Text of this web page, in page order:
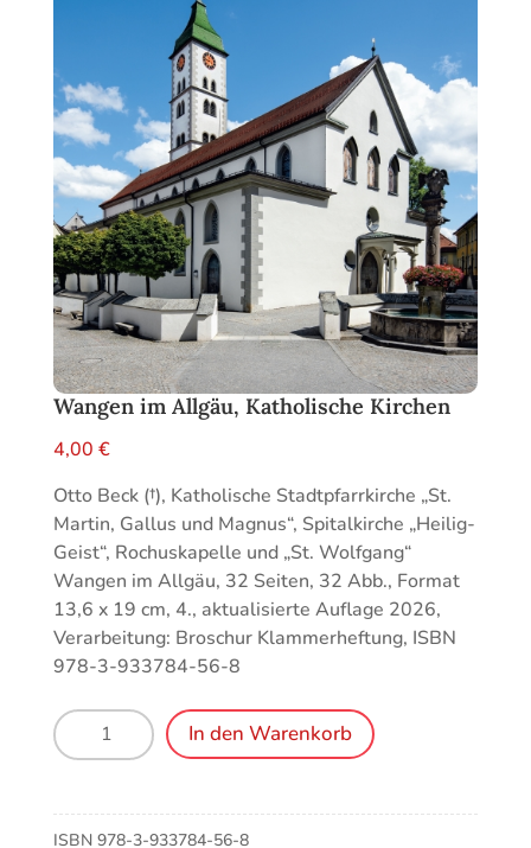
Wangen im Allgäu, Katholische Kirchen
4,00 €
Otto Beck (†), Katholische Stadtpfarrkirche „St.
Martin, Gallus und Magnus“, Spitalkirche „Heilig-
Geist“, Rochuskapelle und „St. Wolfgang“
Wangen im Allgäu, 32 Seiten, 32 Abb., Format
13,6 x 19 cm, 4., aktualisierte Auflage 2026,
Verarbeitung: Broschur Klammerheftung, ISBN
978-3-933784-56-8
Wangen
im
Katholische
Kirchen
In den Warenkorb
ISBN 978-3-933784-56-8